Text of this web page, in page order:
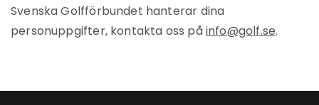
Svenska Golfförbundet hanterar dina
personuppgifter, kontakta oss påinfo@golf.se.